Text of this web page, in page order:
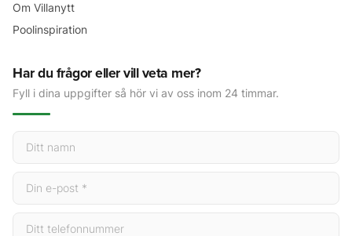
Om Villanytt
Poolinspiration
Har du frågor eller vill veta mer?
Fyll i dina uppgifter så hör vi av oss inom 24 timmar.